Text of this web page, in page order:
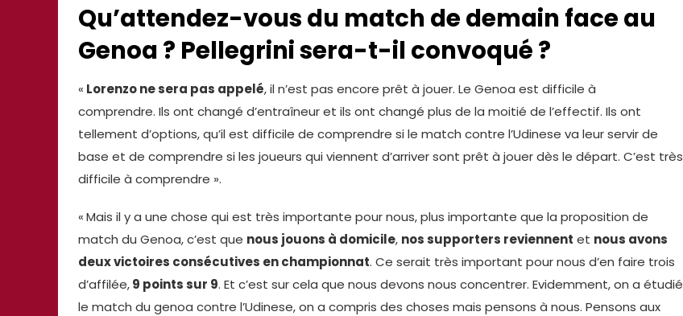
Qu’attendez-vous du match de demain face au
Genoa ? Pellegrini sera-t-il convoqué ?
« Lorenzo ne sera pas appelé, il n’est pas encore prêt à jouer. Le Genoa est difficile à
comprendre. Ils ont changé d’entraîneur et ils ont changé plus de la moitié de l’effectif. Ils ont
tellement d’options, qu’il est difficile de comprendre si le match contre l’Udinese va leur servir de
base et de comprendre si les joueurs qui viennent d’arriver sont prêt à jouer dès le départ. C’est très
difficile à comprendre ».
«Mais il y a une chose qui est très importante pour nous, plus importante que la proposition de
match du Genoa, c’est que nous jouons à domicile, nos supporters reviennent et nous avons
deux victoires consécutives en championnat. Ce serait très important pour nous d’en faire trois
d’affilée,9 points sur 9. Et c’est sur cela que nous devons nous concentrer. Evidemment, on a étudié
le match du genoa contre l’Udinese, on a compris des choses mais pensons à nous. Pensons aux